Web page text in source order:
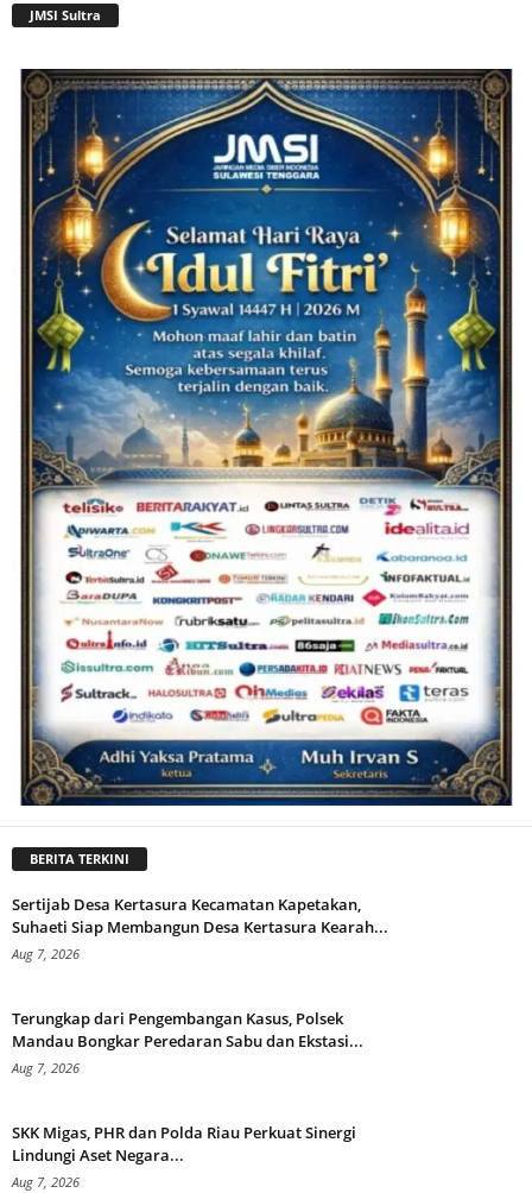
JMSI Sultra
BERITA TERKINI
Sertijab Desa Kertasura Kecamatan Kapetakan,
Suhaeti Siap Membangun Desa Kertasura Kearah...
Aug 7, 2026
Terungkap dari Pengembangan Kasus, Polsek
Mandau Bongkar Peredaran Sabu dan Ekstasi...
Aug 7, 2026
SKK Migas, PHR dan Polda Riau Perkuat Sinergi
Lindungi Aset Negara...
Aug 7, 2026